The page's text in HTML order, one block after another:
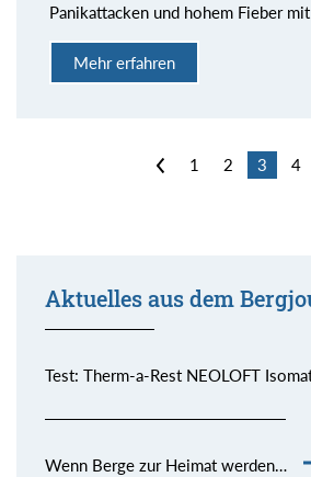
Panikattacken und hohem Fieber
Mehr erfahren
< 1 2 3 4
Aktuelles aus dem
Test: Therm-a-Rest NEOLOFT
Wenn Berge zur Heimat werden…